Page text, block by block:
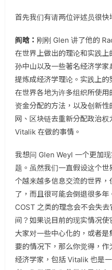
首先我们有请两位评述员很快
阎晗： 刚刚 Glen 讲了他的
在世界上做出的理论和实践
孙中山以及一些著名经济学
提炼成经济学理论。实践上
在世界各地为许多组织所使
资金分配的方法，以及创新
网、区块链去重新分配政治权
Vitalik 在做的事情。
我想问 Glen Weyl 一个更加
题。虽然我们一直假设这个
个越来越多信息交流的世界
了，而且很可能会倒退很多
COST 之类的理念会不会失
间？如果说目前的现实情况
大家对一些中心化的，或者
要的情况下，那么你觉得，
经济学家，包括 Vitalik 也是